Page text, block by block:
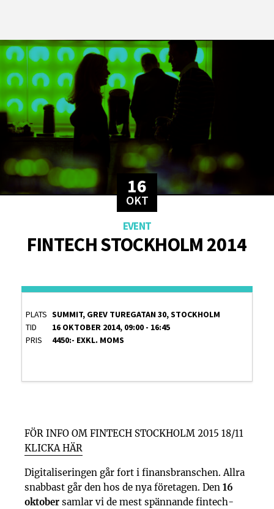
16
OKT
FINTECH STOCKHOLM 2014
PLATS SUMMIT, GREV TUREGATAN 30, STOCKHOLM
TID
16 OKTOBER 2014, 09:00 - 16:45
PRIS
4450:- EXKL. MOMS
FÖR INFO OM FINTECH STOCKHOLM 2015 18/11
KLICKA HÄR
Digitaliseringen går fort i finansbranschen. Allra
snabbast går den hos de nya företagen. Den 16
oktober samlar vi de mest spännande fintech-